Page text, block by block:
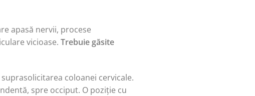
apasă nervii, procese
vicioase. Trebuie găsite
suprasolicitarea coloanei cervicale.
spre occiput. O poziție cu